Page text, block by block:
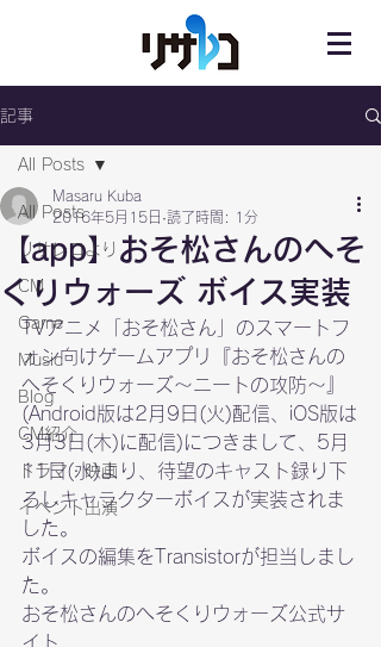
記事
All Posts
リサレコより
CM
Game
Music
Blog
CM紹介
ドラマ・映画
イベント出演
All Posts
【app】おそ松さんのへそ
くりウォーズ ボイス実装
Masaru Kuba
2016年5月15日 読了時間: 1分
TVアニメ「おそ松さん」のスマートフ
ォン向けゲームアプリ『おそ松さんの
へそくりウォーズ～ニートの攻防～』
(Android版は2月9日(火)配信、iOS版は
3月3日(木)に配信)につきまして、5月
11日(水)より、待望のキャスト録り下
ろしキャラクターボイスが実装されま
した。
ボイスの編集をTransistorが担当しまし
た。
おそ松さんのへそくりウォーズ公式サ